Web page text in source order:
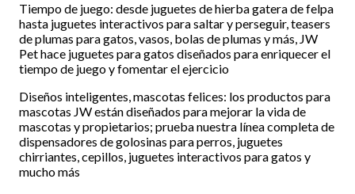
Tiempo de juego: desde juguetes de hierba gatera de felpa
hasta juguetes interactivos para saltar y perseguir, teasers
de plumas para gatos, vasos, bolas de plumas y más, JW
Pet hace juguetes para gatos diseñados para enriquecer el
tiempo de juego y fomentar el ejercicio
Diseños inteligentes, mascotas felices: los productos para
mascotas JW están diseñados para mejorar la vida de
mascotas y propietarios; prueba nuestra línea completa de
dispensadores de golosinas para perros, juguetes
chirriantes, cepillos, juguetes interactivos para gatos y
mucho más